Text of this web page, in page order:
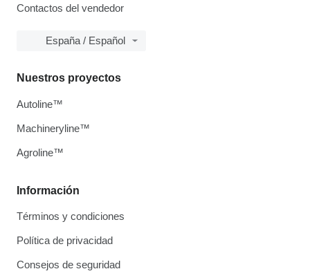
Contactos del vendedor
España / Español
Información
Términos y condiciones
Política de privacidad
Consejos de seguridad
Nuestros proyectos
Autoline™
Machineryline™
Agroline™